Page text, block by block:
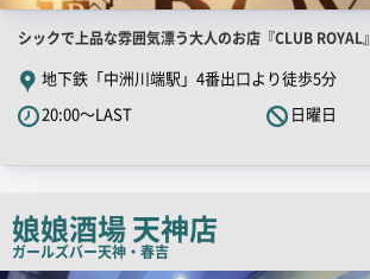
店
舗
PR
キ
コ
ピ
シックで上品な雰囲気漂う大人のお店『CLUB ROYAL』
地下鉄「中洲川端駅」4番出口より徒歩5分
20:00～LAST
日曜日
娘娘酒場 天神店
ガールズバー天神・春吉